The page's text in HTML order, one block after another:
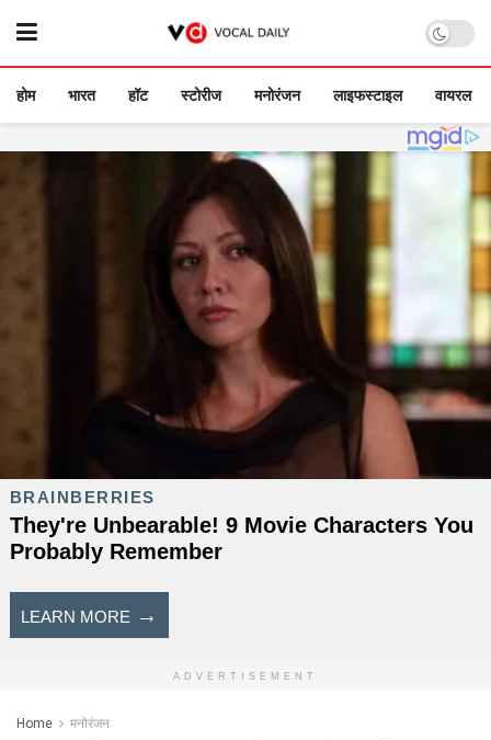
होम भारत हॉट स्टोरीज मनोरंजन लाइफस्टाइल वायरल
ADVERTISEMENT
Home मनोरंजन